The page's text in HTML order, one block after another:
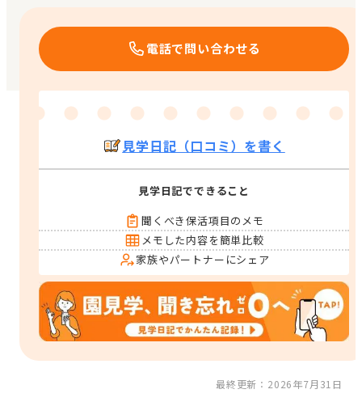
電話で問い合わせる
見学日記（口コミ）を書く
見学日記でできること
聞くべき保活項目のメモ
メモした内容を簡単比較
家族やパートナーにシェア
最終更新：2026年7月31日